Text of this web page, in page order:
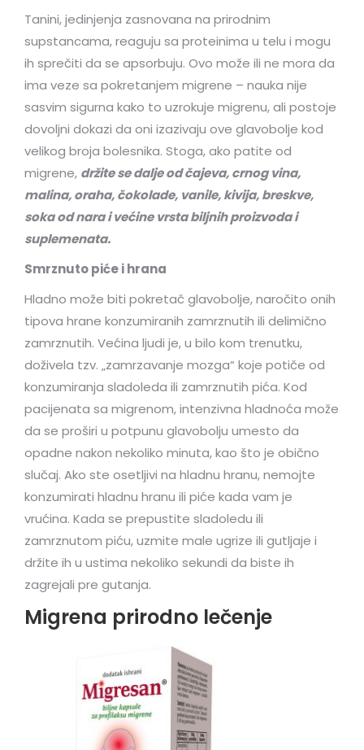
Tanini, jedinjenja zasnovana na prirodnim
supstancama, reaguju sa proteinima u telu i mogu
ih sprečiti da se apsorbuju. Ovo može ili ne mora da
ima veze sa pokretanjem migrene – nauka nije
sasvim sigurna kako to uzrokuje migrenu, ali postoje
dovoljni dokazi da oni izazivaju ove glavobolje kod
velikog broja bolesnika. Stoga, ako patite od
migrene, držite se dalje od čajeva, crnog vina,
malina, oraha, čokolade, vanile, kivija, breskve,
soka od nara i većine vrsta biljnih proizvoda i
suplemenata.
Smrznuto piće i hrana
Hladno može biti pokretač glavobolje, naročito onih
tipova hrane konzumiranih zamrznutih ili delimično
zamrznutih. Većina ljudi je, u bilo kom trenutku,
doživela tzv. „zamrzavanje mozga“ koje potiče od
konzumiranja sladoleda ili zamrznutih pića. Kod
pacijenata sa migrenom, intenzivna hladnoća može
da se proširi u potpunu glavobolju umesto da
opadne nakon nekoliko minuta, kao što je obično
slučaj. Ako ste osetljivi na hladnu hranu, nemojte
konzumirati hladnu hranu ili piće kada vam je
vrućina. Kada se prepustite sladoledu ili
zamrznutom piću, uzmite male ugrize ili gutljaje i
držite ih u ustima nekoliko sekundi da biste ih
zagrejali pre gutanja.
Migrena prirodno lečenje